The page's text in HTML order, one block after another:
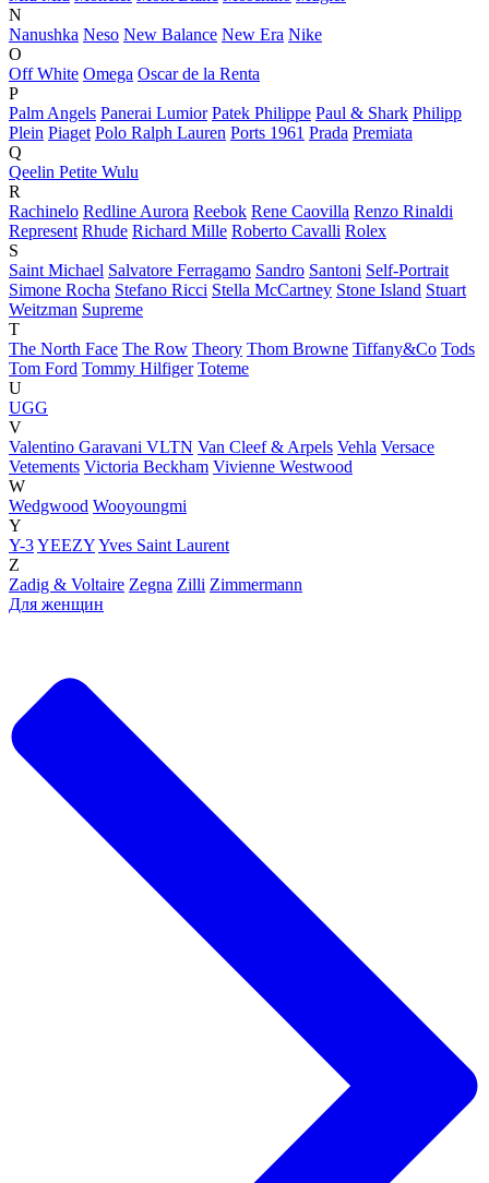
N
Nanushka Neso New Balance New Era Nike
O
Off White Omega Oscar de la Renta
P
Palm Angels Panerai Lumior Patek Philippe Paul & Shark Philipp
Plein Piaget Polo Ralph Lauren Ports 1961 Prada Premiata
Q
Qeelin Petite Wulu
R
Rachinelo Redline Aurora Reebok Rene Caovilla Renzo Rinaldi
Represent Rhude Richard Mille Roberto Cavalli Rolex
S
Saint Michael Salvatore Ferragamo Sandro Santoni Self-Portrait
Simone Rocha Stefano Ricci Stella McCartney Stone Island Stuart
Weitzman Supreme
T
The North Face The Row Theory Thom Browne Tiffany&Co Tods
Tom Ford Tommy Hilfiger Toteme
U
UGG
V
Valentino Garavani VLTN Van Cleef & Arpels Vehla Versace
Vetements Victoria Beckham Vivienne Westwood
W
Wedgwood Wooyoungmi
Y
Y-3YEEZYYves Saint Laurent
Z
Zadig & Voltaire Zegna Zilli Zimmermann
Для женщин